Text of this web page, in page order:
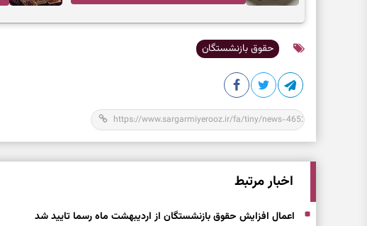
حقوق بازنشستگان
اخبار مرتبط
اعمال افزایش حقوق بازنشستگان از اردیبهشت ماه رسما تایید شد